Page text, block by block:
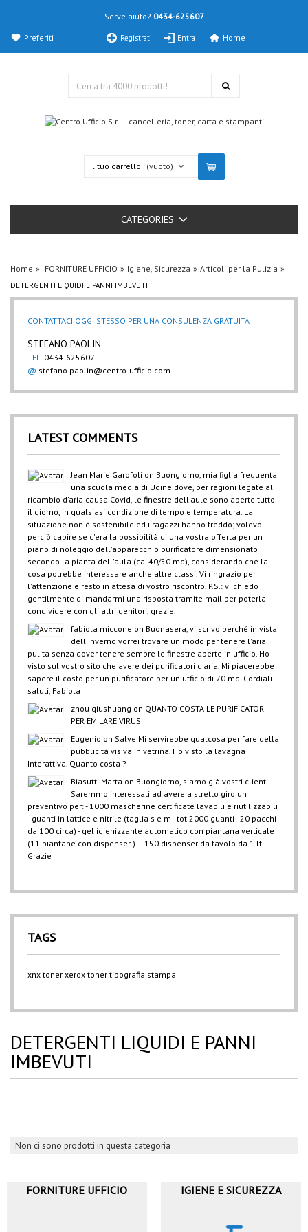
Serve aiuto? 0434-625607
Registrati Entra
Preferiti Home
Il tuo carrello (vuoto)
CATEGORIES
Home FORNITURE UFFICIO Igiene, Sicurezza Articoli per la Pulizia
DETERGENTI LIQUIDI E PANNI IMBEVUTI
CONTATTACI OGGI STESSO PER UNA CONSULENZA GRATUITA
STEFANO PAOLIN
TEL.
0434-625607
@ stefano.paolin@centro-ufficio.com
LATEST COMMENTS
Jean Marie Garofoli on Buongiorno, mia figlia frequenta
una scuola media di Udine dove, per ragioni legate al
ricambio d'aria causa Covid, le finestre dell'aule sono aperte tutto
il giorno, in qualsiasi condizione di tempo e temperatura. La
situazione non è sostenibile ed i ragazzi hanno freddo; volevo
perciò capire se c'era la possibilità di una vostra offerta per un
piano di noleggio dell'apparecchio purificatore dimensionato
secondo la pianta dell'aula (ca. 40/50 mq), considerando che la
cosa potrebbe interessare anche altre classi. Vi ringrazio per
l'attenzione e resto in attesa di vostro riscontro. P.S.: vi chiedo
gentilmente di mandarmi una risposta tramite mail per poterla
condividere con gli altri genitori, grazie.
fabiola miccone on Buonasera, vi scrivo perché in vista
dell'inverno vorrei trovare un modo per tenere l'aria
pulita senza dover tenere sempre le finestre aperte in ufficio. Ho
visto sul vostro sito che avere dei purificatori d'aria. Mi piacerebbe
sapere il costo per un purificatore per un ufficio di 70 mq. Cordiali
saluti, Fabiola
zhou qiushuang on QUANTO COSTA LE PURIFICATORI
PER EMILARE VIRUS
Eugenio on Salve Mi servirebbe qualcosa per fare della
pubblicità visiva in vetrina. Ho visto la lavagna
Interattiva. Quanto costa ?
Biasutti Marta on Buongiorno, siamo già vostri clienti.
Saremmo interessati ad avere a stretto giro un
preventivo per: - 1000 mascherine certificate lavabili e riutilizzabili
- guanti in lattice e nitrile (taglia s e m - tot 2000 guanti - 20 pacchi
da 100 circa) - gel igienizzante automatico con piantana verticale
(11 piantane con dispenser ) + 150 dispenser da tavolo da 1 lt
Grazie
TAGS
xnx toner xerox toner tipografia stampa
DETERGENTI LIQUIDI E PANNI
IMBEVUTI
Non ci sono prodotti in questa categoria
FORNITURE UFFICIO IGIENE E SICUREZZA